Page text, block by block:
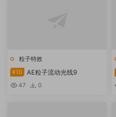
粒子特效
¥10
AE粒子流动光线9
47 0